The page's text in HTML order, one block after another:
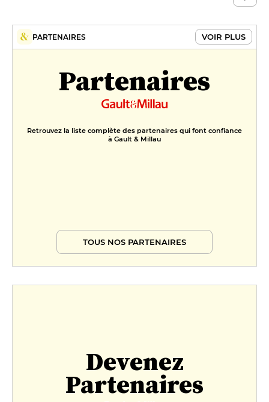
PARTENAIRES VOIR PLUS
Partenaires
Retrouvez la liste complète des partenaires qui font confiance
à Gault & Millau
TOUS NOS PARTENAIRES
Devenez
Partenaires